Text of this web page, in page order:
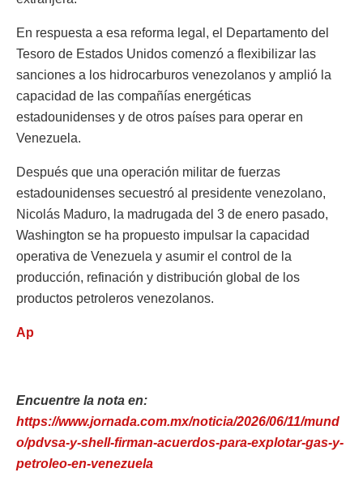
En respuesta a esa reforma legal, el Departamento del
Tesoro de Estados Unidos comenzó a flexibilizar las
sanciones a los hidrocarburos venezolanos y amplió la
capacidad de las compañías energéticas
estadounidenses y de otros países para operar en
Venezuela.
Después que una operación militar de fuerzas
estadounidenses secuestró al presidente venezolano,
Nicolás Maduro, la madrugada del 3 de enero pasado,
Washington se ha propuesto impulsar la capacidad
operativa de Venezuela y asumir el control de la
producción, refinación y distribución global de los
productos petroleros venezolanos.
Ap
Encuentre la nota en:
https://www.jornada.com.mx/noticia/2026/06/11/mund
o/pdvsa-y-shell-firman-acuerdos-para-explotar-gas-y-
petroleo-en-venezuela